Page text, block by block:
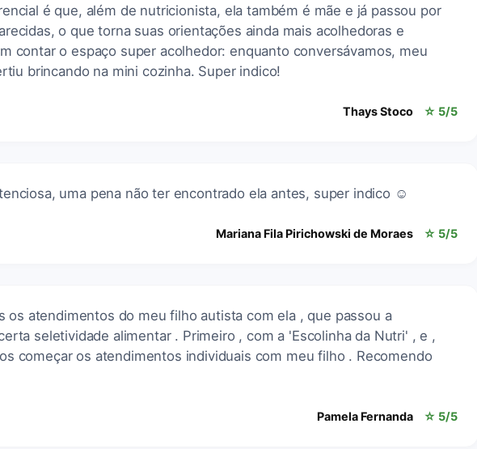
é que, além de nutricionista, ela também é mãe e já passou por
o que torna suas orientações ainda mais acolhedoras e
contar o espaço super acolhedor: enquanto conversávamos, meu
brincando na mini cozinha. Super indico!
Thays Stoco ☆ 5/5
uma pena não ter encontrado ela antes, super indico ☺️
Mariana Fila Pirichowski de Moraes ☆ 5/5
os atendimentos do meu filho autista com ela , que passou a
seletividade alimentar . Primeiro , com a 'Escolinha da Nutri' , e ,
começar os atendimentos individuais com meu filho . Recomendo
Pamela Fernanda ☆ 5/5